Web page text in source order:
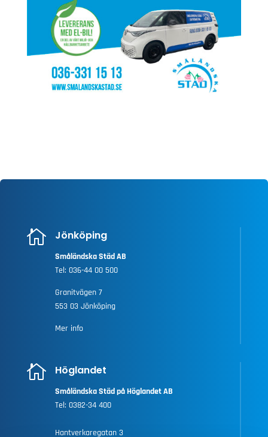
 Jönköping
Småländska Städ AB
Tel: 036-44 00 500
Granitvägen 7
553 03 Jönköping
Mer info
 Höglandet
Småländska Städ på Höglandet AB
Tel: 0382-34 400
Hantverkaregatan 3